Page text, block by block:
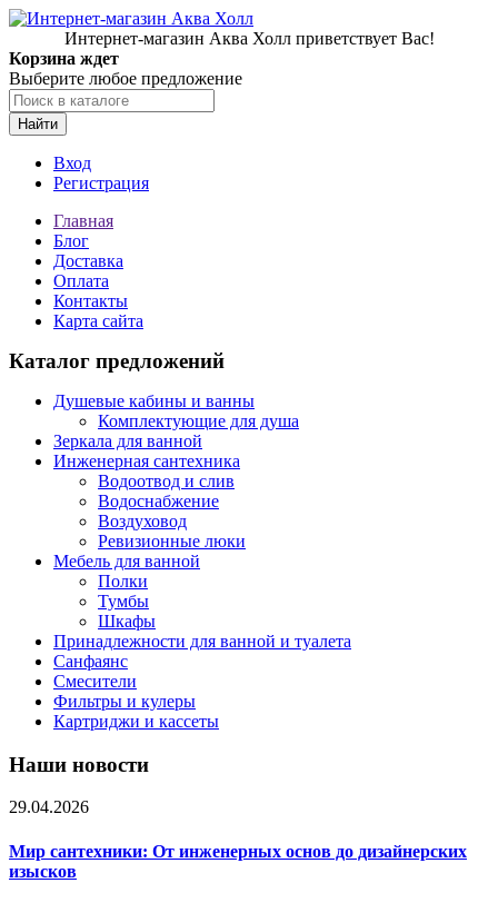
Интернет-магазин Аква Холл приветствует Вас!
Корзина ждет
Выберите любое предложение
Найти
Вход
Регистрация
Главная
Блог
Доставка
Оплата
Контакты
Карта сайта
Каталог предложений
Душевые кабины и ванны
Комплектующие для душа
Зеркала для ванной
Инженерная сантехника
Водоотвод и слив
Водоснабжение
Воздуховод
Ревизионные люки
Мебель для ванной
Полки
Тумбы
Шкафы
Принадлежности для ванной и туалета
Санфаянс
Смесители
Фильтры и кулеры
Картриджи и кассеты
Наши новости
29.04.2026
Мир сантехники: От инженерных основ до дизайнерских
изысков